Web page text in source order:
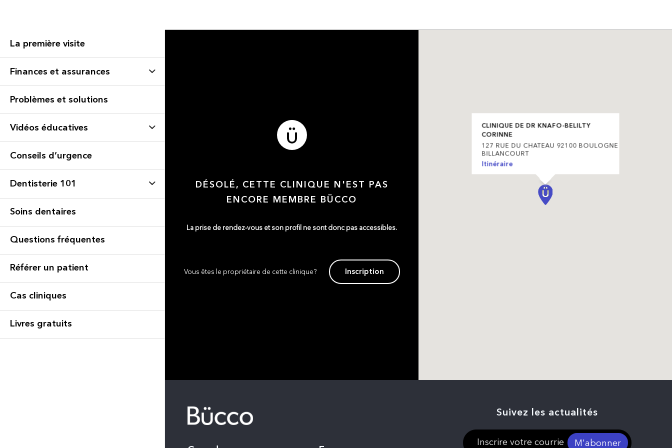
La première visite
Finances et assurances
Problèmes et solutions
Vidéos éducatives
Conseils d’urgence
Dentisterie 101
Soins dentaires
Questions fréquentes
Référer un patient
Cas cliniques
Livres gratuits
DÉSOLÉ, CETTE CLINIQUE N'EST PAS
ENCORE MEMBRE BÜCCO
La prise de rendez-vous et son profil ne sont donc pas accessibles.
Vous êtes le propriétaire de cette clinique? Inscription
CLINIQUE DE DR KNAFO-BELILTY
CORINNE
127 RUE DU CHATEAU 92100 BOULOGNE
BILLANCOURT
Itinéraire
Suivez les actualités
M'abonner